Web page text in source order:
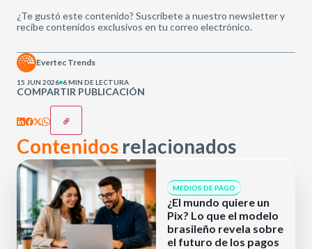
¿Te gustó este contenido? Suscríbete a nuestro newsletter y
recibe contenidos exclusivos en tu correo electrónico.
COMPARTIR PUBLICACIÓN
Evertec Trends
15 JUN 2026 6 MIN DE LECTURA
Contenidos relacionados
MEDIOS DE PAGO
¿El mundo quiere un
Pix? Lo que el modelo
brasileño revela sobre
el futuro de los pagos